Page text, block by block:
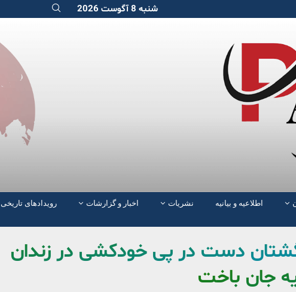
شنبه 8 آگوست 2026
اطلاعیه و بیانیه نشریات اخبار و گزارشات رویدادهای تاریخی
دست در پی خودکشی در زندان
جان باخت